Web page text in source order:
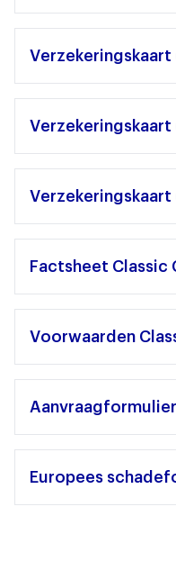
Verzekeringskaart
Factsheet Classic
Voorwaarden
Europees